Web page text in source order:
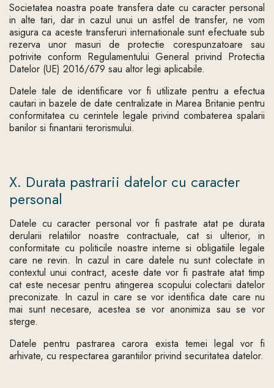
Societatea noastra poate transfera date cu caracter personal
in alte tari, dar in cazul unui un astfel de transfer, ne vom
asigura ca aceste transferuri internationale sunt efectuate sub
rezerva unor masuri de protectie corespunzatoare sau
potrivite conform Regulamentului General privind Protectia
Datelor (UE) 2016/679 sau altor legi aplicabile.
Datele tale de identificare vor fi utilizate pentru a efectua
cautari in bazele de date centralizate in Marea Britanie pentru
conformitatea cu cerintele legale privind combaterea spalarii
banilor si finantarii terorismului.
X. Durata pastrarii datelor cu caracter
personal
Datele cu caracter personal vor fi pastrate atat pe durata
derularii relatiilor noastre contractuale, cat si ulterior, in
conformitate cu politicile noastre interne si obligatiile legale
care ne revin. In cazul in care datele nu sunt colectate in
contextul unui contract, aceste date vor fi pastrate atat timp
cat este necesar pentru atingerea scopului colectarii datelor
preconizate. In cazul in care se vor identifica date care nu
mai sunt necesare, acestea se vor anonimiza sau se vor
sterge.
Datele pentru pastrarea carora exista temei legal vor fi
arhivate, cu respectarea garantiilor privind securitatea datelor.